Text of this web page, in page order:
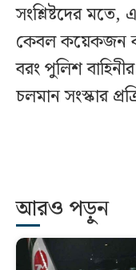
সংশ্লিষ্টদের
কেবল কয়েকজন
বরং পুলিশ
চলমান সংস্কার
আরও পড়ুন